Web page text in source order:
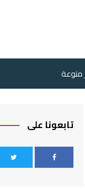
منوعة
تابعونا على